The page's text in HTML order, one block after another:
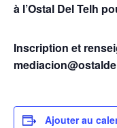
à l’Ostal Del Telh
Inscription et
Ajouter au